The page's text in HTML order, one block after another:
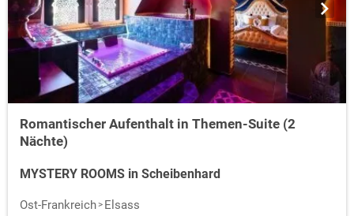
Romantischer Aufenthalt in Themen-Suite (2
Nächte)
MYSTERY ROOMS in Scheibenhard
Ost-Frankreich
Elsass